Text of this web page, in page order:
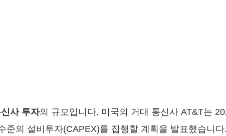
사 투자의 규모입니다. 미국의 거대 통신사 AT&T는
준의 설비투자(CAPEX)를 집행할 계획을 발표했습니